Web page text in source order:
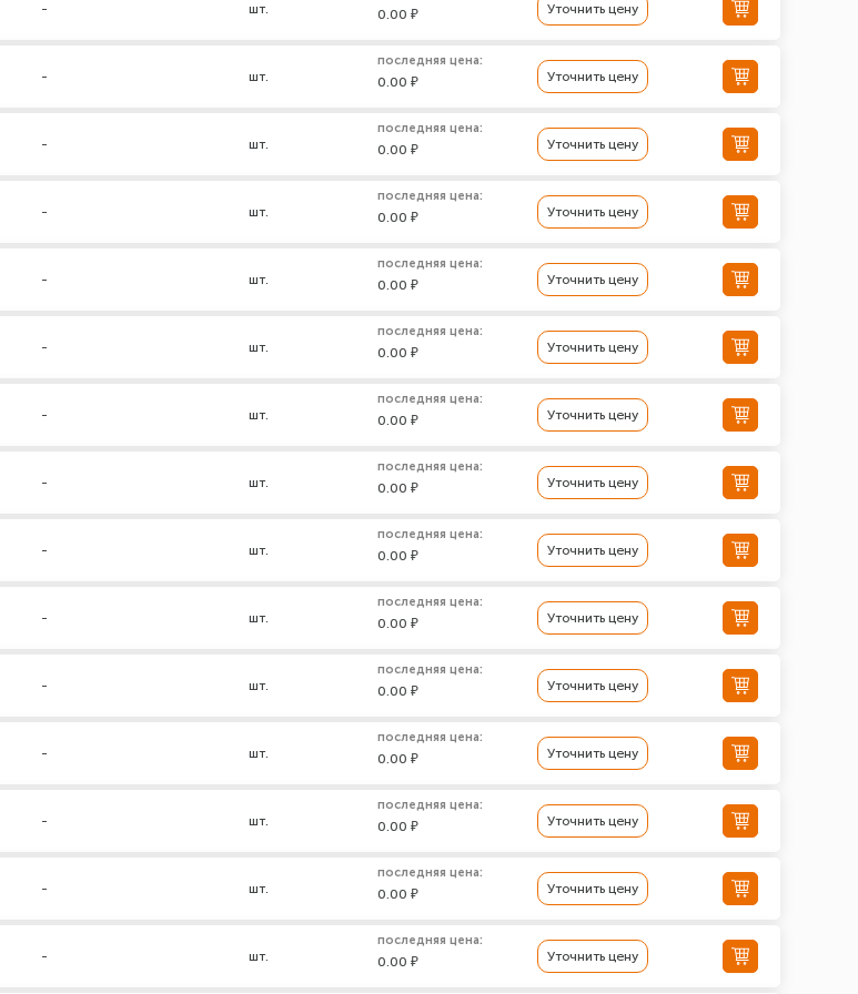
- шт. 0.00 ₽ Уточнить цену
- шт.
последняя цена:
0.00 ₽ Уточнить цену
- шт.
последняя цена:
0.00 ₽ Уточнить цену
- шт.
последняя цена:
0.00 ₽ Уточнить цену
- шт.
последняя цена:
0.00 ₽ Уточнить цену
- шт.
последняя цена:
0.00 ₽ Уточнить цену
- шт.
последняя цена:
0.00 ₽ Уточнить цену
- шт.
последняя цена:
0.00 ₽ Уточнить цену
- шт.
последняя цена:
0.00 ₽ Уточнить цену
- шт.
последняя цена:
0.00 ₽ Уточнить цену
- шт.
последняя цена:
0.00 ₽ Уточнить цену
- шт.
последняя цена:
0.00 ₽ Уточнить цену
- шт.
последняя цена:
0.00 ₽ Уточнить цену
- шт.
последняя цена:
0.00 ₽ Уточнить цену
- шт.
последняя цена:
0.00 ₽ Уточнить цену